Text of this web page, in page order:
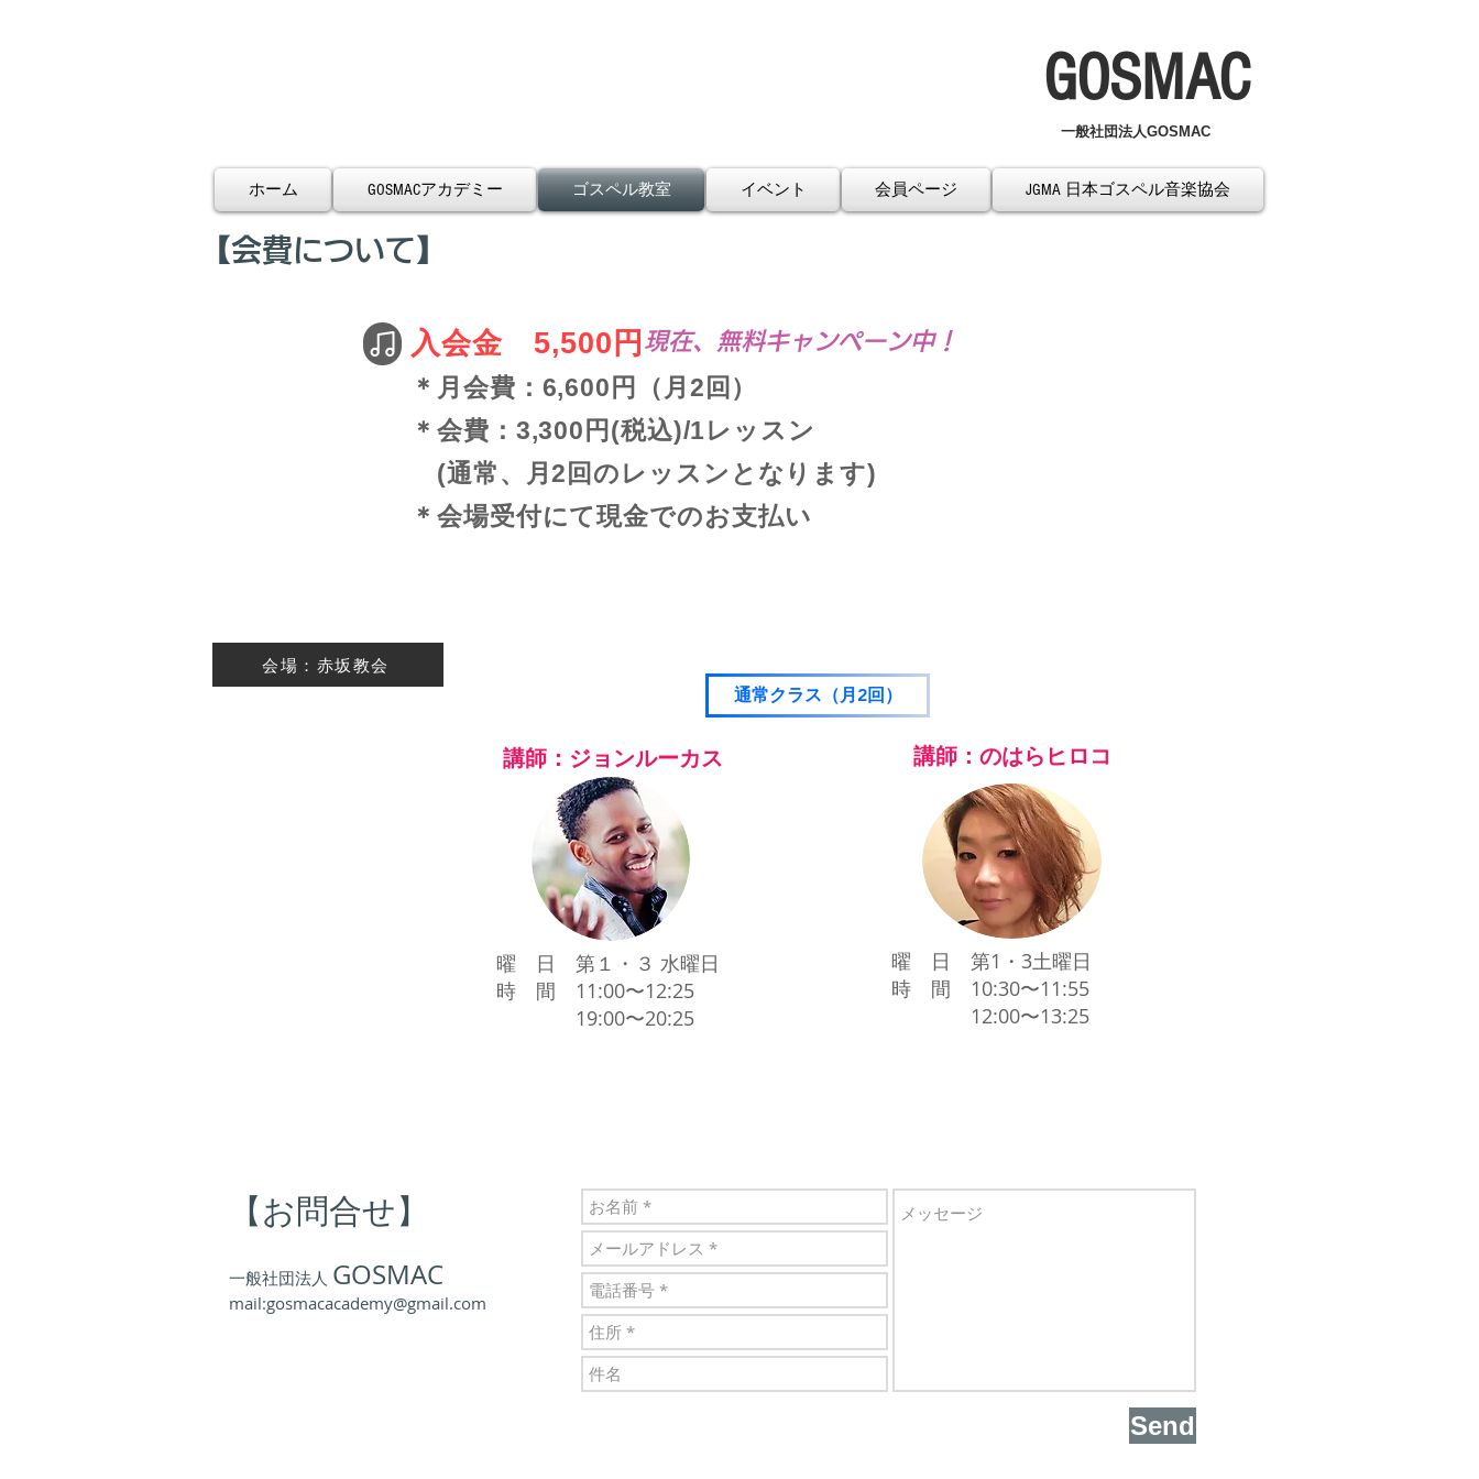
GOSMAC
一般社団法人GOSMAC
ホーム GOSMACアカデミー ゴスペル教室 イベント 会員ページ JGMA 日本ゴスペル音楽協会
【会費について】
入会金 5,500円
＊月会費：6,600円（月2回）
＊会費：3,300円(税込)/1レッスン
​ (通常、月2回のレッスンとなります)
＊会場受付にて現金でのお支払い
現在、無料キャンペーン中！
会場：赤坂教会
通常クラス（月2回）
講師：ジョンルーカス
曜 日 第１・３ 水曜日
時 間 11:00〜12:25
19:00〜20:25
講師：のはらヒロコ
曜 日 第1・3土曜日
時 間 10:30〜11:55
12:00〜13:25
【お問合せ】
一般社団法人 GOSMAC
mail:gosmacacademy@gmail.com
Send